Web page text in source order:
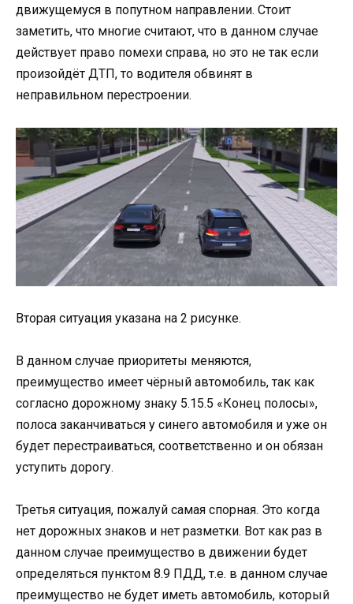
движущемуся в попутном направлении. Стоит
заметить, что многие считают, что в данном случае
действует право помехи справа, но это не так если
произойдёт ДТП, то водителя обвинят в
неправильном перестроении.
Вторая ситуация указана на 2 рисунке.
В данном случае приоритеты меняются,
преимущество имеет чёрный автомобиль, так как
согласно дорожному знаку 5.15.5 «Конец полосы»,
полоса заканчиваться у синего автомобиля и уже он
будет перестраиваться, соответственно и он обязан
уступить дорогу.
Третья ситуация, пожалуй самая спорная. Это когда
нет дорожных знаков и нет разметки. Вот как раз в
данном случае преимущество в движении будет
определяться пунктом 8.9 ПДД, т.е. в данном случае
преимущество не будет иметь автомобиль, который